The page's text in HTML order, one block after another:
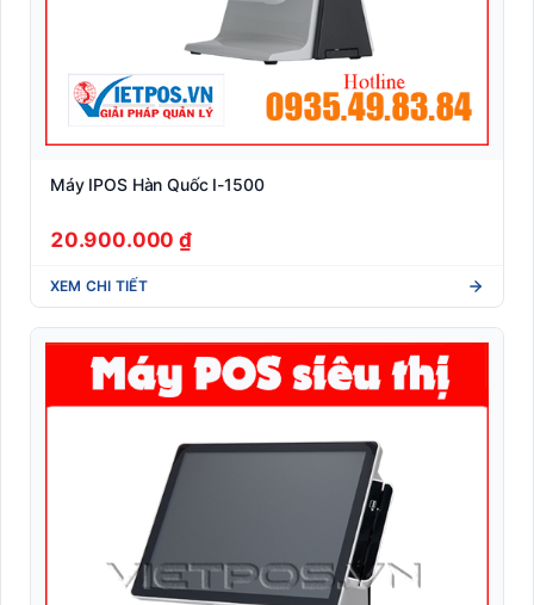
Máy IPOS Hàn Quốc I-1500
20.900.000 ₫
XEM CHI TIẾT